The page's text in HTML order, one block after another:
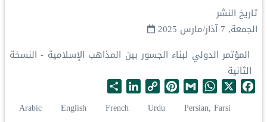
تاريخ النشر
الجمعة, 7 آذار/مارس 2025
المؤتمر الدولي لبناء الجسور بين المذاهب الإسلامية - النسخة
الثانية
F
X
W
h
a
G
P
n
C
L
i
n
h
a
Arabic English French Urdu
Persian, Farsi